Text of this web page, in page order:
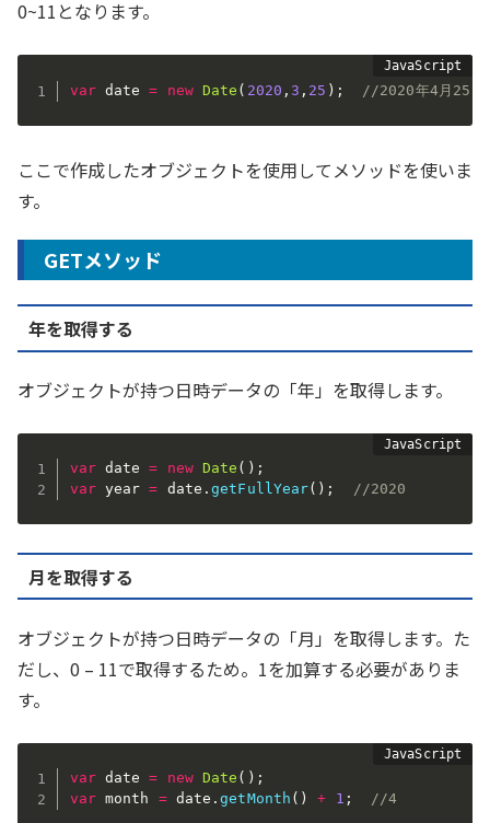
0~11となります。
var date = new Date ( 2020 ,3 , 25 ) ; //2020年4月25日
ここで作成したオブジェクトを使用してメソッドを使いま
す。
GETメソッド
年を取得する
オブジェクトが持つ日時データの「年」を取得します。
var date = new Date ( ) ;
var year = date .getFullYear( ) ; //2020
月を取得する
オブジェクトが持つ日時データの「月」を取得します。た
だし、0 – 11で取得するため。1を加算する必要がありま
す。
var date = new Date ( ) ;
var month = date .getMonth ( ) + 1 ; //4